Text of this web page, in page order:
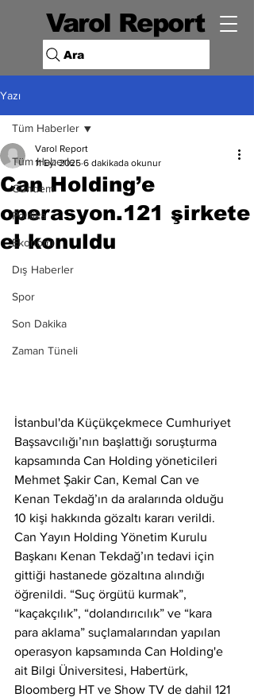
Varol Report
Ara
Yazı
Tüm Haberler
Gündem
Politika
Ekonomi
Dış Haberler
Spor
Son Dakika
Zaman Tüneli
Tüm Haberler
Can Holding’e
operasyon.121 şirkete
el konuldu
Varol Report
11 Eyl 2025 6 dakikada okunur
İstanbul'da Küçükçekmece Cumhuriyet
Başsavcılığı’nın başlattığı soruşturma
kapsamında Can Holding yöneticileri
Mehmet Şakir Can, Kemal Can ve
Kenan Tekdağ’ın da aralarında olduğu
10 kişi hakkında gözaltı kararı verildi.
Can Yayın Holding Yönetim Kurulu
Başkanı Kenan Tekdağ’ın tedavi için
gittiği hastanede gözaltına alındığı
öğrenildi. “Suç örgütü kurmak”,
“kaçakçılık”, “dolandırıcılık” ve “kara
para aklama” suçlamalarından yapılan
operasyon kapsamında Can Holding'e
ait Bilgi Üniversitesi, Habertürk,
Bloomberg HT ve Show TV de dahil 121